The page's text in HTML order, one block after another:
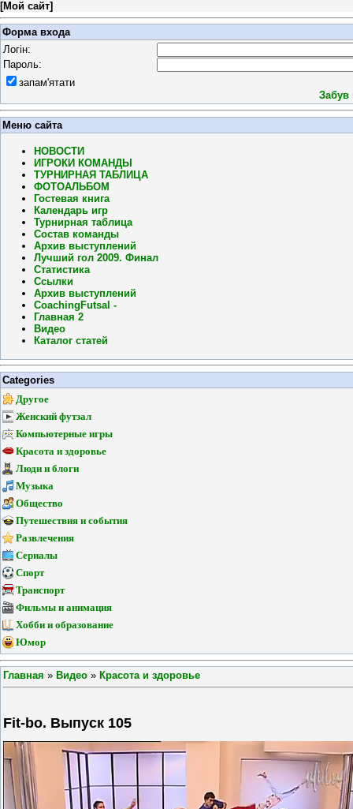
[Мой сайт]
Форма входа
Логін:
Пароль:
запам'ятати
Забув
Меню сайта
НОВОСТИ
ИГРОКИ КОМАНДЫ
ТУРНИРНАЯ ТАБЛИЦА
ФОТОАЛЬБОМ
Гостевая книга
Календарь игр
Турнирная таблица
Состав команды
Архив выступлений
Лучший гол 2009. Финал
Статистика
Ссылки
Архив выступлений
CoachingFutsal -
Главная 2
Видео
Каталог статей
Categories
Другое
Женский футзал
Компьютерные игры
Красота и здоровье
Люди и блоги
Музыка
Общество
Путешествия и события
Развлечения
Сериалы
Спорт
Транспорт
Фильмы и анимация
Хобби и образование
Юмор
Главная » Видео » Красота и здоровье
Fit-bo. Выпуск 105